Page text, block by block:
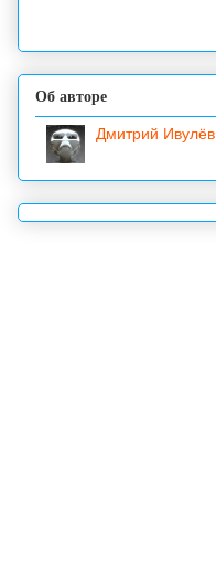
Об авторе
Дмитрий Ивулёв